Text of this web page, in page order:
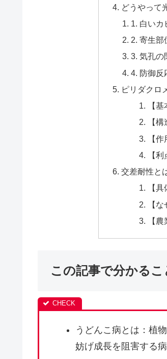
どうやって
1. 白いカ
2. 寄生部
3. 気孔の
4. 防御反
ピリダクロ
【基
【
【作
【利
交差耐性と
【
【
【
この記事で分かるこ
うどんこ病とは：植
妨げ成長を阻害する病